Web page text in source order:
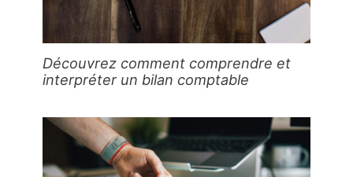
Découvrez comment comprendre et
interpréter un bilan comptable